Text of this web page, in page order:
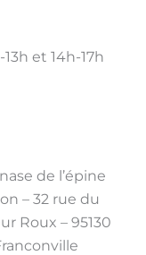
13h et 14h-17h
de l’épine
– 32 rue du
Roux – 95130